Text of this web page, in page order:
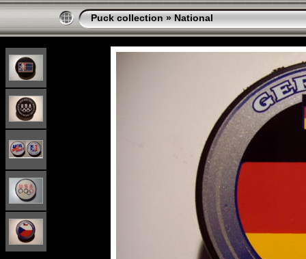
Puck collection » National